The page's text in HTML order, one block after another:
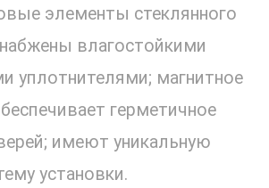
элементы стеклянного
влагостойкими
уплотнителями; магнитное
герметичное
имеют уникальную
установки.